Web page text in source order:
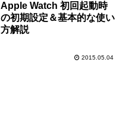
Apple Watch 初回起動時
の初期設定＆基本的な使い
方解説
2015.05.04